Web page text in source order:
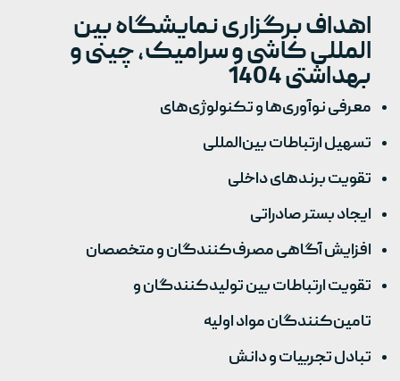
اهداف برگزاری نمایشگاه بین
المللی کاشی و سرامیک، چینی و
بهداشتی 1404
معرفی نوآوری‌ها و تکنولوژی‌های
تسهیل ارتباطات بین‌المللی
تقویت برندهای داخلی
ایجاد بستر صادراتی
افزایش آگاهی مصرف‌کنندگان و متخصصان
تقویت ارتباطات بین تولیدکنندگان و
تامین‌کنندگان مواد اولیه
تبادل تجربیات و دانش